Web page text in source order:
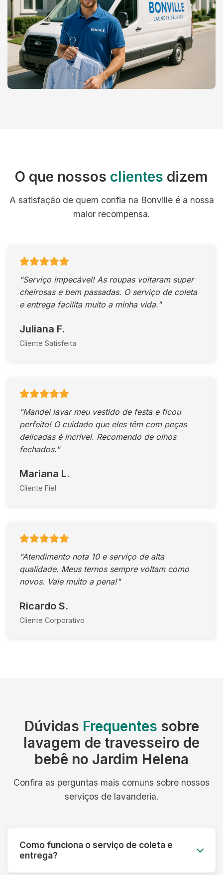
O que nossos clientes dizem
A satisfação de quem confia na Bonville é a nossa
maior recompensa.
"Serviço impecável! As roupas voltaram super
cheirosas e bem passadas. O serviço de coleta
e entrega facilita muito a minha vida."
Juliana F.
Cliente Satisfeita
"Mandei lavar meu vestido de festa e ficou
perfeito! O cuidado que eles têm com peças
delicadas é incrível. Recomendo de olhos
fechados."
Mariana L.
Cliente Fiel
"Atendimento nota 10 e serviço de alta
qualidade. Meus ternos sempre voltam como
novos. Vale muito a pena!"
Ricardo S.
Cliente Corporativo
Dúvidas Frequentes sobre
lavagem de travesseiro de
bebê no Jardim Helena
Confira as perguntas mais comuns sobre nossos
serviços de lavanderia.
Como funciona o serviço de coleta e
entrega?